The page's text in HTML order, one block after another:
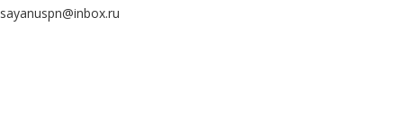
sayanuspn@inbox.ru